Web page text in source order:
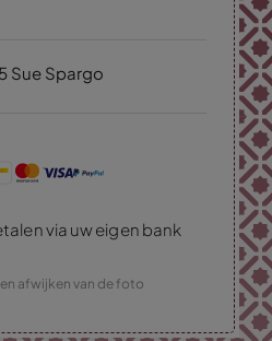
Sue Spargo
via uw eigen bank
afwijken van de foto